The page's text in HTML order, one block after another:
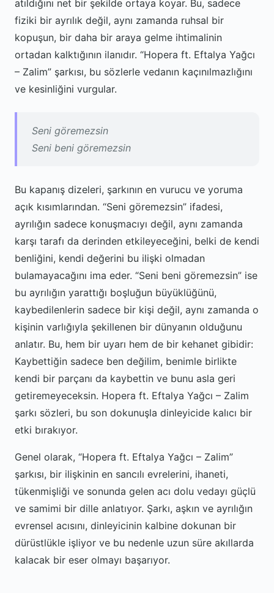
atıldığını net bir şekilde ortaya koyar. Bu, sadece
fiziki bir ayrılık değil, aynı zamanda ruhsal bir
kopuşun, bir daha bir araya gelme ihtimalinin
ortadan kalktığının ilanıdır. “Hopera ft. Eftalya Yağcı
– Zalim” şarkısı, bu sözlerle vedanın kaçınılmazlığını
ve kesinliğini vurgular.
Seni göremezsin
Seni beni göremezsin
Bu kapanış dizeleri, şarkının en vurucu ve yoruma
açık kısımlarından. “Seni göremezsin” ifadesi,
ayrılığın sadece konuşmacıyı değil, aynı zamanda
karşı tarafı da derinden etkileyeceğini, belki de kendi
benliğini, kendi değerini bu ilişki olmadan
bulamayacağını ima eder. “Seni beni göremezsin” ise
bu ayrılığın yarattığı boşluğun büyüklüğünü,
kaybedilenlerin sadece bir kişi değil, aynı zamanda o
kişinin varlığıyla şekillenen bir dünyanın olduğunu
anlatır. Bu, hem bir uyarı hem de bir kehanet gibidir:
Kaybettiğin sadece ben değilim, benimle birlikte
kendi bir parçanı da kaybettin ve bunu asla geri
getiremeyeceksin. Hopera ft. Eftalya Yağcı – Zalim
şarkı sözleri, bu son dokunuşla dinleyicide kalıcı bir
etki bırakıyor.
Genel olarak, “Hopera ft. Eftalya Yağcı – Zalim”
şarkısı, bir ilişkinin en sancılı evrelerini, ihaneti,
tükenmişliği ve sonunda gelen acı dolu vedayı güçlü
ve samimi bir dille anlatıyor. Şarkı, aşkın ve ayrılığın
evrensel acısını, dinleyicinin kalbine dokunan bir
dürüstlükle işliyor ve bu nedenle uzun süre akıllarda
kalacak bir eser olmayı başarıyor.